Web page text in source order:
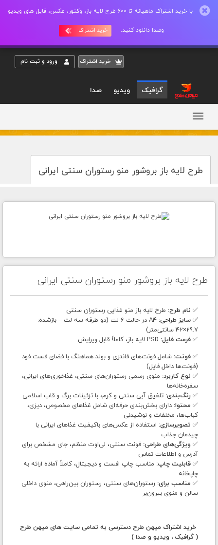
با خرید اشتراک ماهیانه تا 600 طرح لایه باز، وکتور، عکس، فایل های ویدیو
وصدا دانلود کنید. خرید اشتراک
خريد اشتراک ورود و ثبت نام
گرافیک ویدیو صدا
طرح لایه باز بروشور منو رستوران سنتی ایرانی
طرح لایه باز بروشور منو رستوران سنتی ایرانی
✅ نام طرح: طرح لایه باز منو غذایی رستوران سنتی
✅ سایز طراحی:
A4 در حالت 6 لت (دو طرفه سه لت – بازشده:
29.7×42 سانتی‌متر)
✅ فرمت فایل:
✅ فونت: شامل فونت‌های فانتزی و بولد هماهنگ با فضای فست فود
(فونت‌ها داخل فایل)
✅ نوع کاربرد: منوی رسمی رستوران‌های سنتی، غذاخوری‌های ایرانی،
سفره‌خانه‌ها
✅ رنگ‌بندی: تلفیق آبی سنتی و کرم، با تزئینات برگ و قاب اسلامی
✅ محتوا: دارای بخش‌بندی حرفه‌ای شامل غذاهای مخصوص، دیزی،
کباب‌ها، مخلفات و نوشیدنی
✅ تصویرسازی: استفاده از عکس‌های باکیفیت غذاهای ایرانی با
چیدمان جذاب
✅ ویژگی‌های طراحی: فونت سنتی، لی‌اوت منظم، جای مشخص برای
آدرس و اطلاعات تماس
✅ قابلیت چاپ: مناسب چاپ افست و دیجیتال، کاملاً آماده ارائه به
چاپخانه
✅ مناسب برای: رستوران‌های سنتی، رستوران بین‌راهی، منوی داخلی
سالن و منوی بیرون‌بر
خرید اشتراک میهن طرح دسترسی به تمامی سایت های میهن طرح
( گرافیک ، ویدیو و صدا )